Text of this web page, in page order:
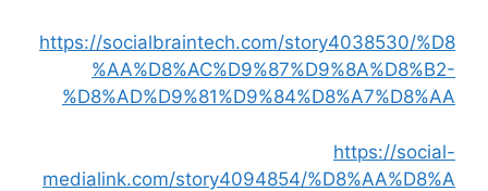
https://socialbraintech.com/story4038530/%D8
%AA%D8%AC%D9%87%D9%8A%D8%B2-
%D8%AD%D9%81%D9%84%D8%A7%D8%AA
https://social-
medialink.com/story4094854/%D8%AA%D8%A